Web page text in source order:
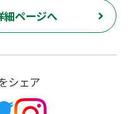
細ページへ
シェア